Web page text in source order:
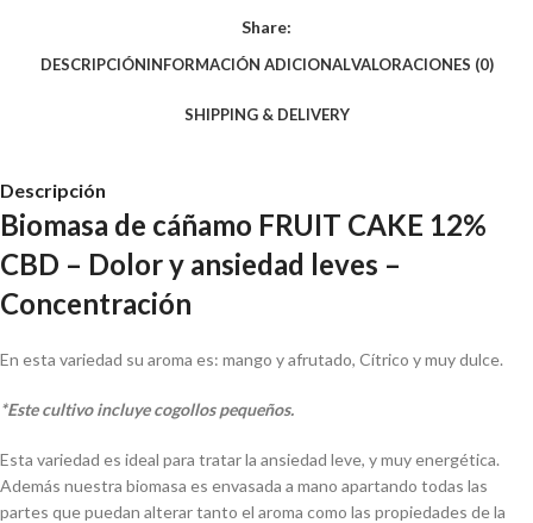
Share:
DESCRIPCIÓNINFORMACIÓN ADICIONALVALORACIONES (0)
SHIPPING & DELIVERY
Descripción
Biomasa de cáñamo FRUIT CAKE 12%
CBD – Dolor y ansiedad leves –
Concentración
En esta variedad su aroma es: mango y afrutado, Cítrico y muy dulce.
*Este cultivo incluye cogollos pequeños.
Esta variedad es ideal para tratar la ansiedad leve, y muy energética.
Además nuestra biomasa es envasada a mano apartando todas las
partes que puedan alterar tanto el aroma como las propiedades de la